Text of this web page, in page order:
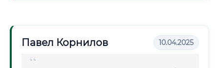
Павел Корнилов 10.04.2025